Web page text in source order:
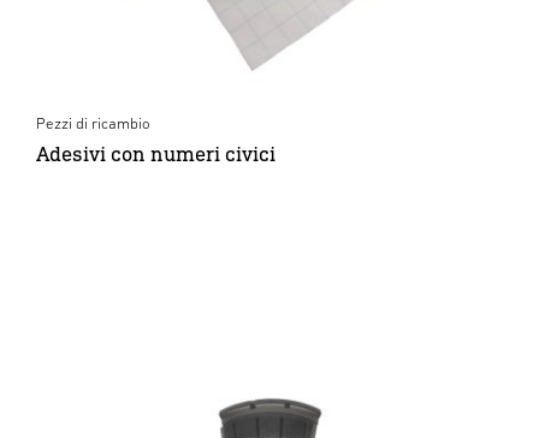
Pezzi di ricambio
Adesivi con numeri civici